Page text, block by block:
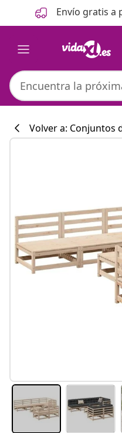
Anterior
Siguiente Envío gratis a
#sharemevidaxl
Volver a: Conjuntos